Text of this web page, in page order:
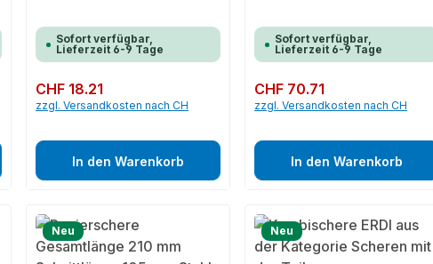
Sofort verfügbar,
Lieferzeit 6-9 Tage
Regulärer Preis:
CHF 18.21
zzgl. Versandkosten nach CH
In den Warenkorb
Sofort verfügbar,
Lieferzeit 6-9 Tage
Regulärer Preis:
CHF 70.71
zzgl. Versandkosten nach CH
In den Warenkorb
Neu Neu